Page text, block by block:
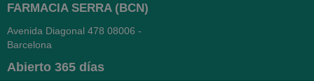
FARMACIA SERRA (BCN)
Avenida Diagonal 478 08006 -
Barcelona
Abierto 365 días